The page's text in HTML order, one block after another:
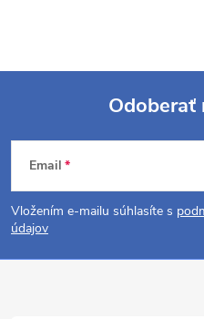
Z
á
p
Email
Vložením e-mailu súhlasíte s
údajov